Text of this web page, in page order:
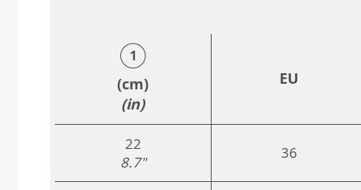
(cm)
(in)
EU
22
8.7"
36